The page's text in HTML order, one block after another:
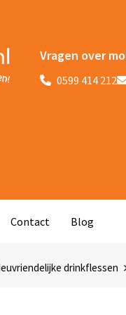
Vragen over
0599 414 212
Contact Blog
drinkflessen